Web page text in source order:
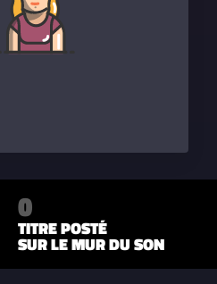
0
TITRE POSTÉ
SUR LE MUR DU SON